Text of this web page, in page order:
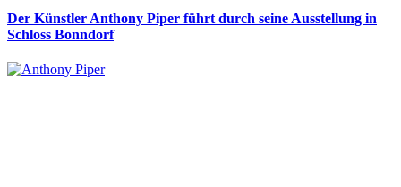
Der Künstler Anthony Piper führt durch seine Ausstellung in
Schloss Bonndorf